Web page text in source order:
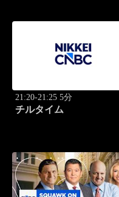
21:20-21:25 5分
チルタイム